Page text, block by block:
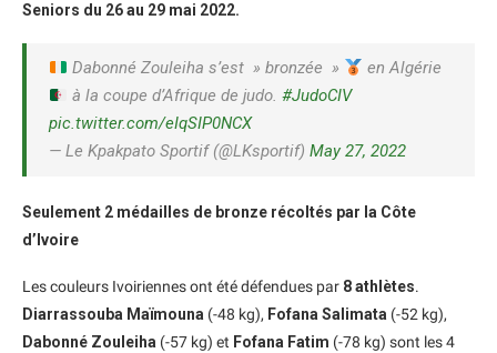
Seniors du 26 au 29 mai 2022.
Dabonné Zouleiha s’est » bronzée »
en Algérie
à la coupe d’Afrique de judo.#JudoCIV
pic.twitter.com/eIqSIP0NCX
— Le Kpakpato Sportif (@LKsportif) May 27, 2022
Seulement 2 médailles de bronze récoltés par la Côte
d’Ivoire
Les couleurs Ivoiriennes ont été défendues par 8 athlètes.
Diarrassouba Maïmouna (-48 kg), Fofana Salimata (-52 kg),
Dabonné Zouleiha (-57 kg) et Fofana Fatim (-78 kg) sont les 4